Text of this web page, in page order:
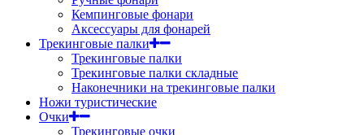
Кемпинговые фонари
Аксессуары для фонарей
Трекинговые палки
Трекинговые палки
Трекинговые палки складные
Наконечники на трекинговые палки
Ножи туристические
Очки
Трекинговые очки